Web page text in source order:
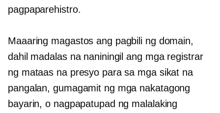
pagpaparehistro.
Maaaring magastos ang pagbili ng domain,
dahil madalas na naniningil ang mga registrar
ng mataas na presyo para sa mga sikat na
pangalan, gumagamit ng mga nakatagong
bayarin, o nagpapatupad ng malalaking